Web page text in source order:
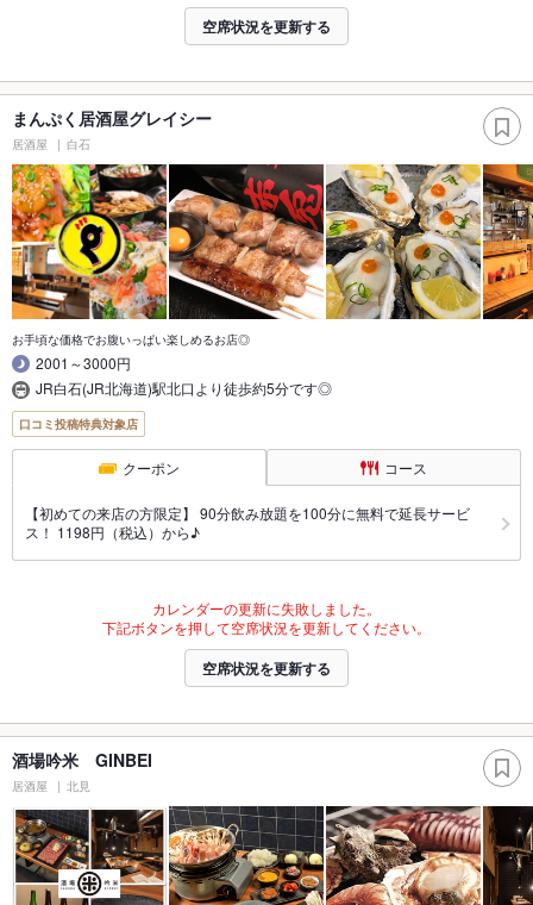
空席状況を更新する
まんぷく居酒屋グレイシー
居酒屋 白石
お手頃な価格でお腹いっぱい楽しめるお店◎
2001～3000円
JR白石(JR北海道)駅北口より徒歩約5分です◎
口コミ投稿特典対象店
クーポン コース
【初めての来店の方限定】 90分飲み放題を100分に無料で延長サービ
ス！ 1198円（税込）から♪
カレンダーの更新に失敗しました。
下記ボタンを押して空席状況を更新してください。
空席状況を更新する
酒場吟米 GINBEI
居酒屋 北見